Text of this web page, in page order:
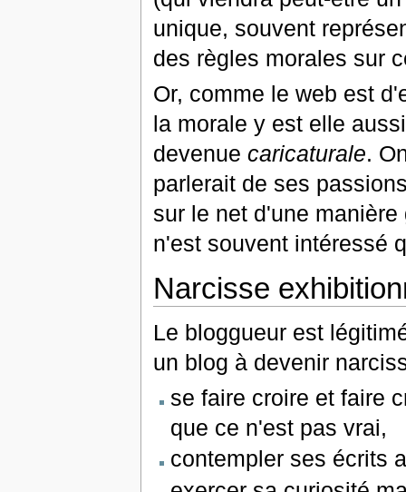
unique, souvent
des règles morales sur
Or, comme le web est
la morale y est elle
devenue caricaturale.
parlerait de ses
sur le net d'une
n'est souvent intéressé
Narcisse
Le bloggueur est
un blog à devenir
se faire croire et faire
que ce n'est pas vrai,
contempler ses écrits